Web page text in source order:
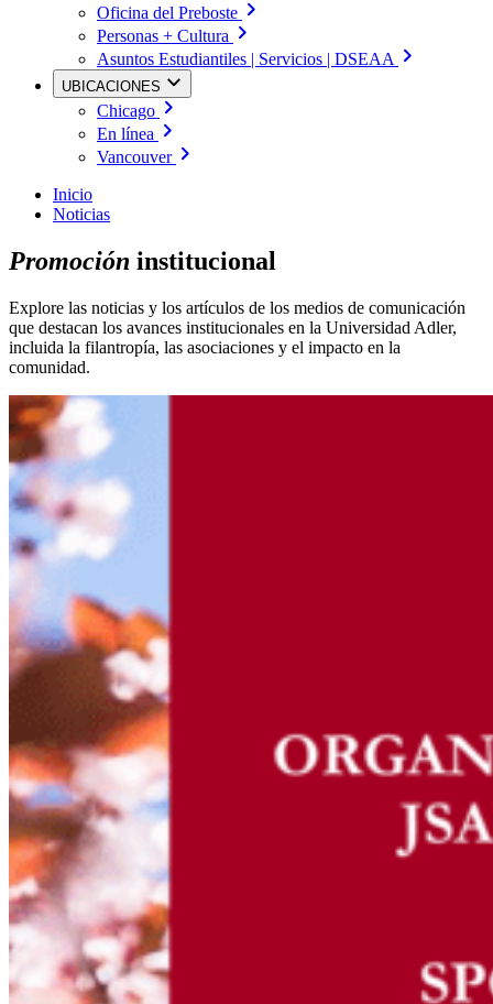
Oficina del Preboste
Personas + Cultura
Asuntos Estudiantiles | Servicios | DSEAA
UBICACIONES
Chicago
En línea
Vancouver
Inicio
Noticias
Promoción institucional
Explore las noticias y los artículos de los medios de comunicación
que destacan los avances institucionales en la Universidad Adler,
incluida la filantropía, las asociaciones y el impacto en la
comunidad.